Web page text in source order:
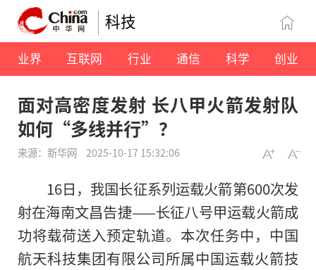
科技
业界 互联网 行业 通信 科学 创业
面对高密度发射 长八甲火箭发射队
如何“多线并行”？
来源：新华网 2025-10-17 15:32:06
16日，我国长征系列运载火箭第600次发
射在海南文昌告捷——长征八号甲运载火箭成
功将载荷送入预定轨道。本次任务中，中国
航天科技集团有限公司所属中国运载火箭技